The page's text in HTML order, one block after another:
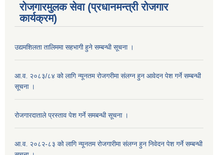
रोजगारमुलक सेवा (प्रधानमन्त्री रोजगार
कार्यक्रम)
उद्यमशिलता तालिममा सहभागी हुने सम्बन्धी सूचना ।
आ.व. २०८३/८४ को लागि न्यूनतम रोजगरीमा संलग्न हुन आवेदन पेश गर्ने सम्बन्धी
सूचना ।
रोजगारदाताले प्रस्ताव पेश गर्ने समबन्धी सूचना ।
आ.व. २०८२-८३ को लागि न्यूनतम रोजगारीमा संलग्न हुन निवेदन पेश गर्ने सम्बन्धी